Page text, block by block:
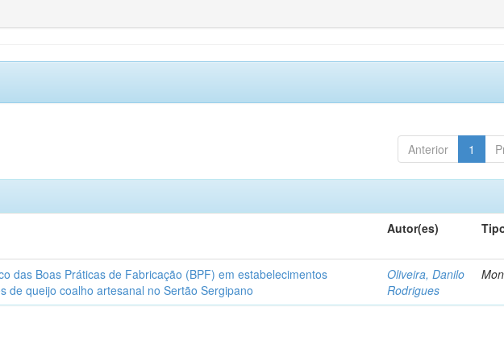
Anterior 1
Autor(es)
das Boas Práticas de Fabricação (BPF) em estabelecimentos
de queijo coalho artesanal no Sertão Sergipano
Oliveira, Danilo
Rodrigues